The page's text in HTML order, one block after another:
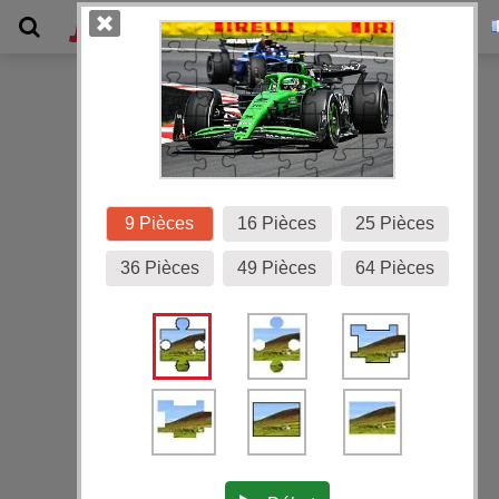
Galerie
9 Pièces 16 Pièces 25 Pièces
36 Pièces 49 Pièces 64 Pièces